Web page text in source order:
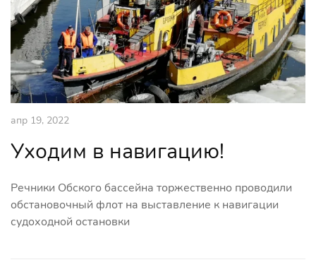
апр 19, 2022
Уходим в навигацию!
Речники Обского бассейна торжественно проводили
обстановочный флот на выставление к навигации
судоходной остановки